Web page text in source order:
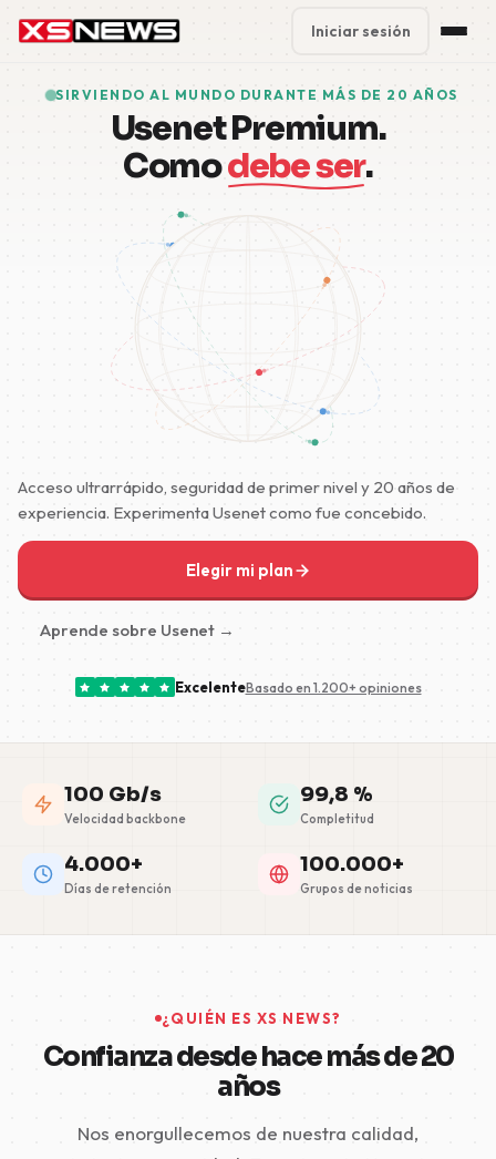
Premium Plans %
Block Accounts
Contact
5 Day Pass
Iniciar sesión
SIRVIENDO AL MUNDO DURANTE MÁS DE 20 AÑOS
Usenet Premium.
Comodebe ser.
Acceso ultrarrápido, seguridad de primer nivel y 20 años de
experiencia. Experimenta Usenet como fue concebido.
Elegir mi plan
Aprende sobre Usenet →
ExcelenteBasado en 1.200+ opiniones
100 Gb/s
Velocidad backbone
99,8 %
Completitud
4.000+
Días de retención
100.000+
Grupos de noticias
¿QUIÉN ES XS NEWS?
Confianza desde hace más de 20
años
Nos enorgullecemos de nuestra calidad,